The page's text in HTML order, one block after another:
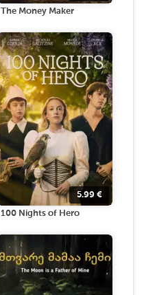
The Money Maker
5.99 €
100 Nights of Hero